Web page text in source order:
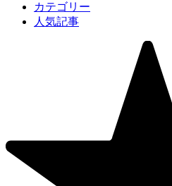
カテゴリー
人気記事